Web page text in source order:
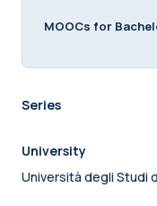
MOOCs for
Series
University
Università degli Studi